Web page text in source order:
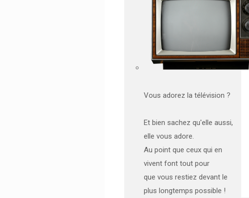
Vous adorez la télévision ?
Et bien sachez qu'elle aussi,
elle vous adore.
Au point que ceux qui en
vivent font tout pour
que vous restiez devant le
plus longtemps possible !